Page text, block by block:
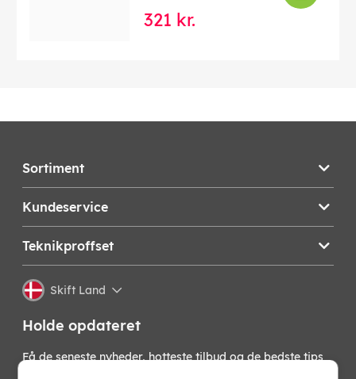
energiförbrukningper1000timmar:
Import material:
Aluminium
7318307861372
EAN:
321 kr.
Sortiment
Kundeservice
Teknikproffset
Skift Land
Holde opdateret
Få de seneste nyheder, hotteste tilbud og de bedste tips